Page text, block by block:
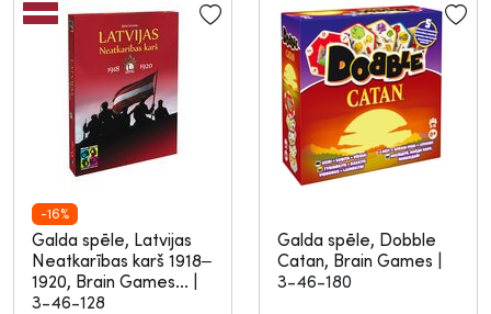
-16%
Galda spēle, Latvijas
Neatkarības karš 1918–
1920, Brain Games...
3-46-128
Galda spēle, Dobble
Catan, Brain Games
3-46-180